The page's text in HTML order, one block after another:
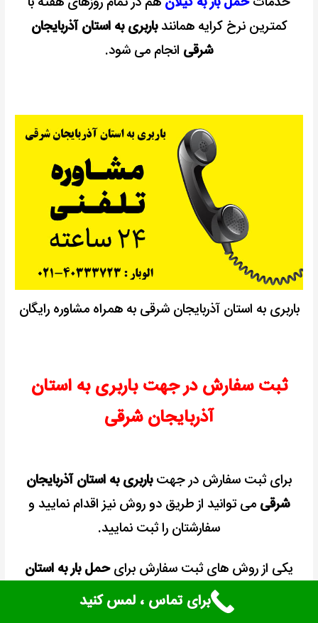
کمترین نرخ کرایه همانندباربری به استان آذربایجان
شرقی انجام می شود.
باربری به استان آذربایجان شرقی به همراه مشاوره رایگان
ثبت سفارش در جهت باربری به استان
آذربایجان شرقی
برای ثبت سفارش در جهتباربری به استان آذربایجان
شرقی می توانید از طریق دو روش نیز اقدام نمایید و
سفارشتان را ثبت نمایید.
یکی از روش های ثبت سفارش برایحمل بار به استان
آذربایجان شرقی از طریق تماس با شماره تلفن
برای تماس ، لمس کنید